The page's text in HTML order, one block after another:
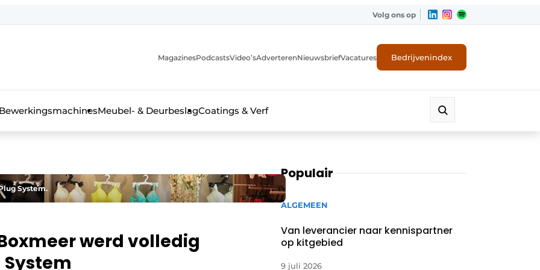
Volg ons op
MagazinesPodcastsVideo’sAdverterenNieuwsbriefVacatures Bedrijvenindex
BewerkingsmachinesMeubel- & DeurbeslagCoatings & Verf
System.
werd volledig
Populair
ALGEMEEN
Van leverancier naar kennispartner
op kitgebied
9 juli 2026